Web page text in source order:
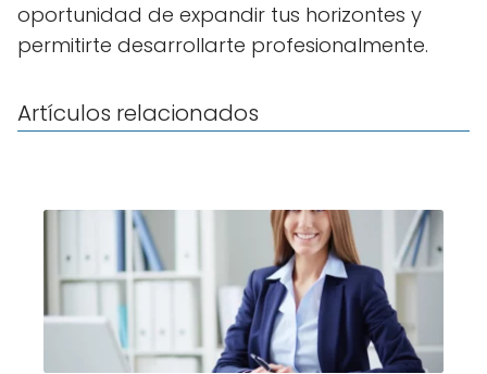
oportunidad de expandir tus horizontes y
permitirte desarrollarte profesionalmente.
Artículos relacionados